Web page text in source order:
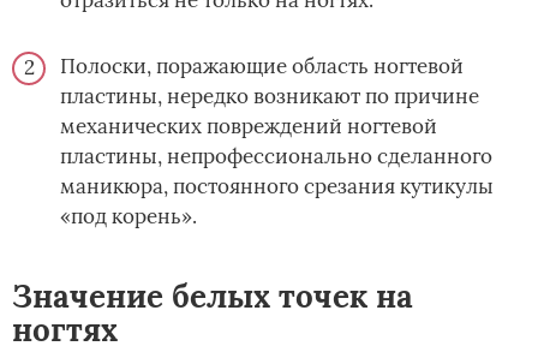
Полоски, поражающие область ногтевой
пластины, нередко возникают по причине
механических повреждений ногтевой
пластины, непрофессионально сделанного
маникюра, постоянного срезания кутикулы
«под корень».
Значение белых точек на
ногтях